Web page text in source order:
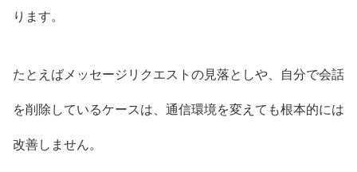
ります。
たとえばメッセージリクエストの見落としや、自分で会話
を削除しているケースは、通信環境を変えても根本的には
改善しません。